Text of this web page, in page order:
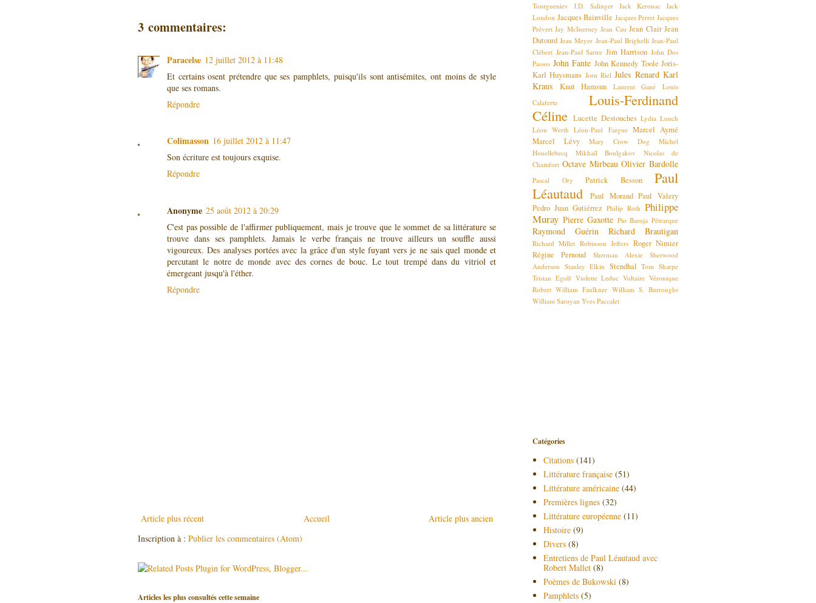
3 commentaires:
Paracelse 12 juillet 2012 à 11:48
Et certains osent prétendre que ses pamphlets, puisqu'ils sont antisémites, ont moins de style
que ses romans.
Répondre
Colimasson 16 juillet 2012 à 11:47
Son écriture est toujours exquise.
Répondre
Anonyme 25 août 2012 à 20:29
C'est pas possible de l'affirmer publiquement, mais je trouve que le sommet de sa littérature se
trouve dans ses pamphlets. Jamais le verbe français ne trouve ailleurs un souffle aussi
vigoureux. Des analyses portées avec la grâce d'un style fuyant vers je ne sais quel monde et
percutant le notre de monde avec des cornes de bouc. Le tout trempé dans du vitriol et
émergeant jusqu'à l'éther.
Répondre
Article plus récent Article plus ancien
Accueil
Inscription à : Publier les commentaires (Atom)
Articles les plus consultés cette semaine
Tourgueniev
J.D. Salinger Jack Kerouac
Jack
London Jacques Bainville Jacques Perret Jacques
Prévert Jay McInerney Jean Cau Jean Clair Jean
Dutourd Jean Meyer Jean-Paul Brighelli Jean-Paul
Clébert Jean-Paul Sartre Jim Harrison John Dos
Passos John Fante John Kennedy Toole Joris-
Karl Huysmans Jorn Riel Jules Renard Karl
Kraus
Knut Hamsun Laurent Gané
Louis
Calaferte
Louis-Ferdinand
Céline Lucette Destouches Lydia Lunch
Léon Werth
Léon-Paul Fargue Marcel Aymé
Marcel Lévy
Mary Crow Dog
Michel
Houellebecq
Mikhaïl Boulgakov
Nicolas de
Chamfort Octave Mirbeau Olivier Bardolle
Pascal Ory Patrick Besson
Paul
Léautaud
Paul Morand Paul Valery
Pedro Juan Gutiérrez Philip Roth Philippe
Muray Pierre Gaxotte Pio Baroja Pétrarque
Raymond Guérin Richard Brautigan
Richard Millet Robinson Jeffers Roger Nimier
Régine Pernoud
Sherman Alexie
Sherwood
Anderson Stanley Elkin Stendhal Tom Sharpe
Tristan Egolf Violette Leduc Voltaire Véronique
Robert William Faulkner William S. Burroughs
William Saroyan Yves Paccalet
Catégories
Citations (141)
Littérature française (51)
Littérature américaine (44)
Premières lignes (32)
Littérature européenne (11)
Histoire (9)
Divers (8)
Entretiens de Paul Léautaud avec
Robert Mallet (8)
Poèmes de Bukowski (8)
Pamphlets (5)